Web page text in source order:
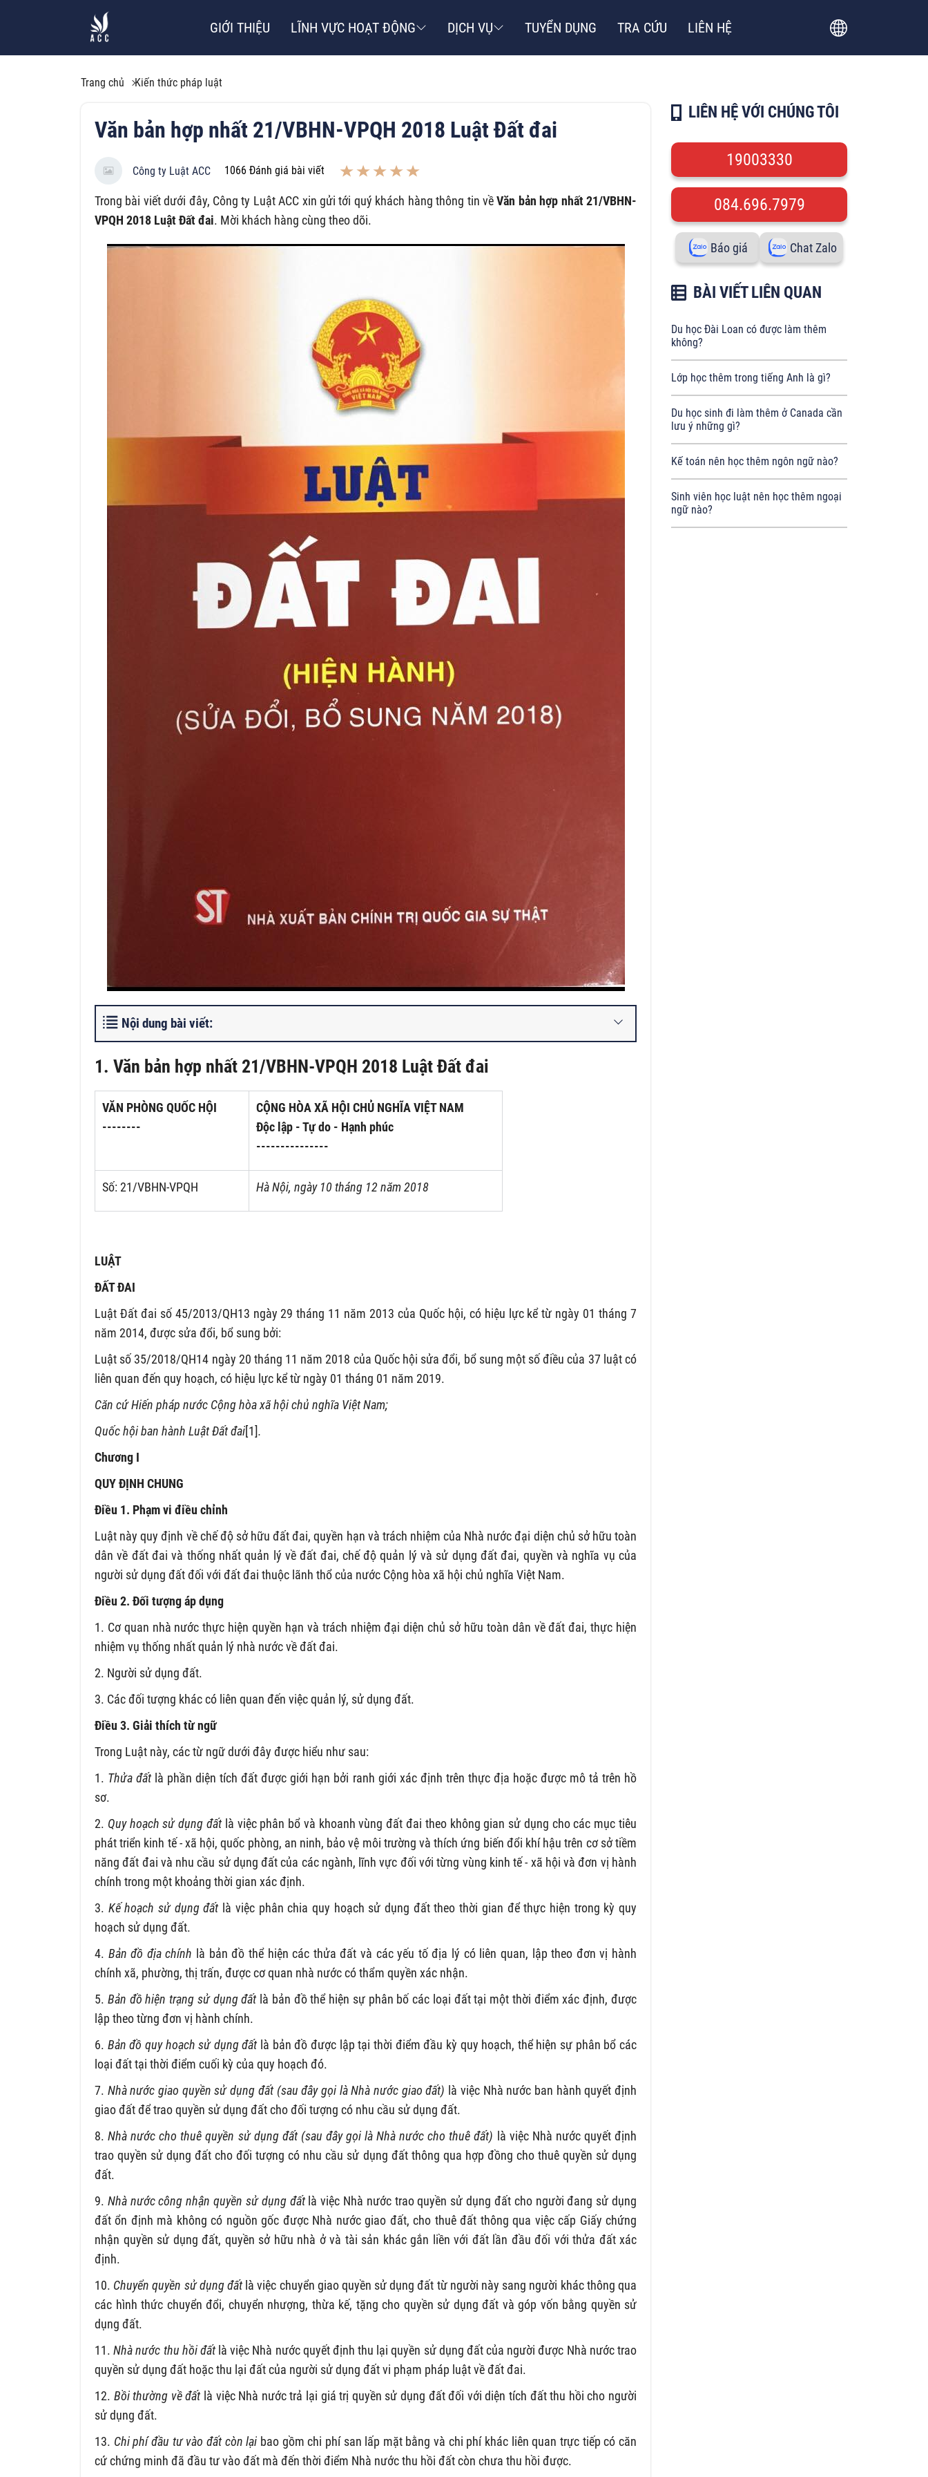
GIỚI THIỆU LĨNH VỰC HOẠT ĐỘNG DỊCH VỤ TUYỂN DỤNG TRA CỨU LIÊN HỆ
Trang chủ Kiến thức pháp luật
Văn bản hợp nhất 21/VBHN-VPQH 2018 Luật Đất đai
Công ty Luật ACC 1066 Đánh giá bài viết
Trong bài viết dưới đây, Công ty Luật ACC xin gửi tới quý khách hàng thông tin vềVăn bản hợp nhất 21/VBHN-
VPQH 2018 Luật Đất đai. Mời khách hàng cùng theo dõi.
Nội dung bài viết:
1. Văn bản hợp nhất 21/VBHN-VPQH 2018 Luật Đất đai
VĂN PHÒNG QUỐC HỘI
--------
CỘNG HÒA XÃ HỘI CHỦ NGHĨA VIỆT NAM
Độc lập - Tự do - Hạnh phúc
---------------
Số: 21/VBHN-VPQH Hà Nội, ngày 10 tháng 12 năm 2018
LUẬT
ĐẤT ĐAI
Luật Đất đai số 45/2013/QH13 ngày 29 tháng 11 năm 2013 của Quốc hội, có hiệu lực kể từ ngày 01 tháng 7
năm 2014, được sửa đổi, bổ sung bởi:
Luật số 35/2018/QH14 ngày 20 tháng 11 năm 2018 của Quốc hội sửa đổi, bổ sung một số điều của 37 luật có
liên quan đến quy hoạch, có hiệu lực kể từ ngày 01 tháng 01 năm 2019.
Căn cứ Hiến pháp nước Cộng hòa xã hội chủ nghĩa Việt Nam;
Quốc hội ban hành Luật Đất đai[1].
Chương I
QUY ĐỊNH CHUNG
Điều 1. Phạm vi điều chỉnh
Luật này quy định về chế độ sở hữu đất đai, quyền hạn và trách nhiệm của Nhà nước đại diện chủ sở hữu toàn
dân về đất đai và thống nhất quản lý về đất đai, chế độ quản lý và sử dụng đất đai, quyền và nghĩa vụ của
người sử dụng đất đối với đất đai thuộc lãnh thổ của nước Cộng hòa xã hội chủ nghĩa Việt Nam.
Điều 2. Đối tượng áp dụng
1. Cơ quan nhà nước thực hiện quyền hạn và trách nhiệm đại diện chủ sở hữu toàn dân về đất đai, thực hiện
nhiệm vụ thống nhất quản lý nhà nước về đất đai.
2. Người sử dụng đất.
3. Các đối tượng khác có liên quan đến việc quản lý, sử dụng đất.
Điều 3. Giải thích từ ngữ
Trong Luật này, các từ ngữ dưới đây được hiểu như sau:
1. Thửa đấtlà phần diện tích đất được giới hạn bởi ranh giới xác định trên thực địa hoặc được mô tả trên hồ
sơ.
2. Quy hoạch sử dụng đấtlà việc phân bổ và khoanh vùng đất đai theo không gian sử dụng cho các mục tiêu
phát triển kinh tế - xã hội, quốc phòng, an ninh, bảo vệ môi trường và thích ứng biến đổi khí hậu trên cơ sở tiềm
năng đất đai và nhu cầu sử dụng đất của các ngành, lĩnh vực đối với từng vùng kinh tế - xã hội và đơn vị hành
chính trong một khoảng thời gian xác định.
3. Kế hoạch sử dụng đất là việc phân chia quy hoạch sử dụng đất theo thời gian để thực hiện trong kỳ quy
hoạch sử dụng đất.
4. Bản đồ địa chính là bản đồ thể hiện các thửa đất và các yếu tố địa lý có liên quan, lập theo đơn vị hành
chính xã, phường, thị trấn, được cơ quan nhà nước có thẩm quyền xác nhận.
5. Bản đồ hiện trạng sử dụng đấtlà bản đồ thể hiện sự phân bố các loại đất tại một thời điểm xác định, được
lập theo từng đơn vị hành chính.
6. Bản đồ quy hoạch sử dụng đấtlà bản đồ được lập tại thời điểm đầu kỳ quy hoạch, thể hiện sự phân bổ các
loại đất tại thời điểm cuối kỳ của quy hoạch đó.
7. Nhà nước giao quyền sử dụng đất (sau đây gọi là Nhà nước giao đất) là việc Nhà nước ban hành quyết định
giao đất để trao quyền sử dụng đất cho đối tượng có nhu cầu sử dụng đất.
8.Nhà nước cho thuê quyền sử dụng đất (sau đây gọi là Nhà nước cho thuê đất) là việc Nhà nước quyết định
trao quyền sử dụng đất cho đối tượng có nhu cầu sử dụng đất thông qua hợp đồng cho thuê quyền sử dụng
đất.
9. Nhà nước công nhận quyền sử dụng đấtlà việc Nhà nước trao quyền sử dụng đất cho người đang sử dụng
đất ổn định mà không có nguồn gốc được Nhà nước giao đất, cho thuê đất thông qua việc cấp Giấy chứng
nhận quyền sử dụng đất, quyền sở hữu nhà ở và tài sản khác gắn liền với đất lần đầu đối với thửa đất xác
định.
10. Chuyển quyền sử dụng đấtlà việc chuyển giao quyền sử dụng đất từ người này sang người khác thông qua
các hình thức chuyển đổi, chuyển nhượng, thừa kế, tặng cho quyền sử dụng đất và góp vốn bằng quyền sử
dụng đất.
11.Nhà nước thu hồi đấtlà việc Nhà nước quyết định thu lại quyền sử dụng đất của người được Nhà nước trao
quyền sử dụng đất hoặc thu lại đất của người sử dụng đất vi phạm pháp luật về đất đai.
12. Bồi thường về đấtlà việc Nhà nước trả lại giá trị quyền sử dụng đất đối với diện tích đất thu hồi cho người
sử dụng đất.
13. Chi phí đầu tư vào đất còn lại bao gồm chi phí san lấp mặt bằng và chi phí khác liên quan trực tiếp có căn
cứ chứng minh đã đầu tư vào đất mà đến thời điểm Nhà nước thu hồi đất còn chưa thu hồi được.
LIÊN HỆ VỚI CHÚNG TÔI
19003330
084.696.7979
Báo giá Chat Zalo
BÀI VIẾT LIÊN QUAN
Du học Đài Loan có được làm thêm
không?
Lớp học thêm trong tiếng Anh là gì?
Du học sinh đi làm thêm ở Canada cần
lưu ý những gì?
Kế toán nên học thêm ngôn ngữ nào?
Sinh viên học luật nên học thêm ngoại
ngữ nào?